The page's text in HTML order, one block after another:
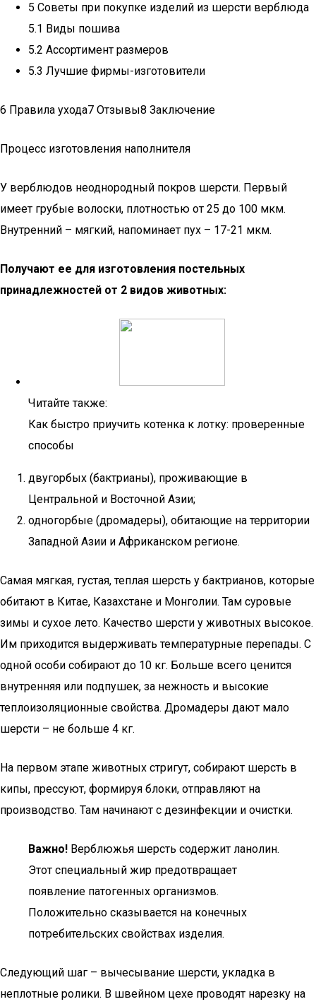
5 Советы при покупке изделий из шерсти верблюда
5.1 Виды пошива
5.2 Ассортимент размеров
5.3 Лучшие фирмы-изготовители
6 Правила ухода7 Отзывы8 Заключение
Процесс изготовления наполнителя
У верблюдов неоднородный покров шерсти. Первый
имеет грубые волоски, плотностью от 25 до 100 мкм.
Внутренний – мягкий, напоминает пух – 17-21 мкм.
Получают ее для изготовления постельных
принадлежностей от 2 видов животных:
Читайте также:
Как быстро приучить котенка к лотку: проверенные
способы
двугорбых (бактрианы), проживающие в
Центральной и Восточной Азии;
одногорбые (дромадеры), обитающие на территории
Западной Азии и Африканском регионе.
Самая мягкая, густая, теплая шерсть у бактрианов, которые
обитают в Китае, Казахстане и Монголии. Там суровые
зимы и сухое лето. Качество шерсти у животных высокое.
Им приходится выдерживать температурные перепады. С
одной особи собирают до 10 кг. Больше всего ценится
внутренняя или подпушек, за нежность и высокие
теплоизоляционные свойства. Дромадеры дают мало
шерсти – не больше 4 кг.
На первом этапе животных стригут, собирают шерсть в
кипы, прессуют, формируя блоки, отправляют на
производство. Там начинают с дезинфекции и очистки.
Важно! Верблюжья шерсть содержит ланолин.
Этот специальный жир предотвращает
появление патогенных организмов.
Положительно сказывается на конечных
потребительских свойствах изделия.
Следующий шаг – вычесывание шерсти, укладка в
неплотные ролики. В швейном цехе проводят нарезку на